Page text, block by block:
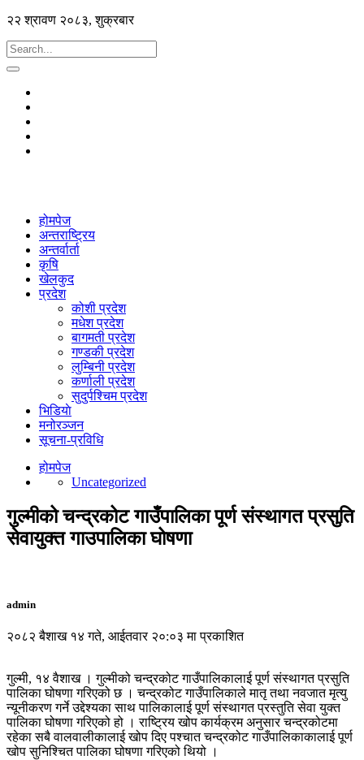
२२ श्रावण २०८३, शुक्रबार
होमपेज
अन्तराष्ट्रिय
अन्तर्वार्ता
कृषि
खेलकुद
प्रदेश
कोशी प्रदेश
मधेश प्रदेश
बागमती प्रदेश
गण्डकी प्रदेश
लुम्बिनी प्रदेश
कर्णाली प्रदेश
सुदुर्पश्चिम प्रदेश
भिडियाे
मनोरञ्जन
सूचना-प्रविधि
होमपेज
Uncategorized
गुल्मीको चन्द्रकोट गाउँपालिका पूर्ण संस्थागत प्रसुति
सेवायुक्त गाउपालिका घोषणा
admin
२०८२ बैशाख १४ गते, आईतवार २०:०३ मा प्रकाशित
गुल्मी, १४ वैशाख । गुल्मीको चन्द्रकोट गाउँपालिकालाई पूर्ण संस्थागत प्रसुति
पालिका घोषणा गरिएको छ । चन्द्रकोट गाउँपालिकाले मातृ तथा नवजात मृत्यु
न्यूनीकरण गर्ने उद्देश्यका साथ पालिकालाई पूर्ण संस्थागत प्रस्तुति सेवा युक्त
पालिका घोषणा गरिएको हो । राष्ट्रिय खोप कार्यक्रम अनुसार चन्द्रकोटमा
रहेका सबै वालवालीकालाई खोप दिए पश्चात चन्द्रकोट गाउँपालिकाकालाई पूर्ण
खोप सुनिश्चित पालिका घोषणा गरिएको थियो ।